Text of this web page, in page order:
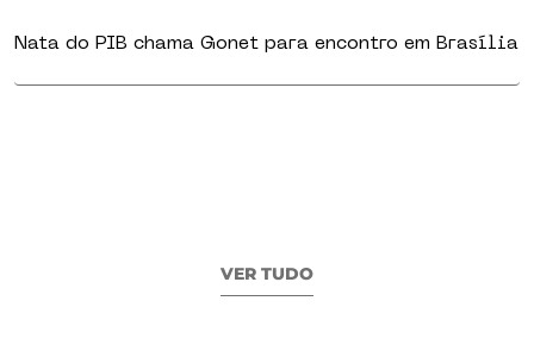
Nata do PIB chama Gonet para encontro em Brasília
VER TUDO